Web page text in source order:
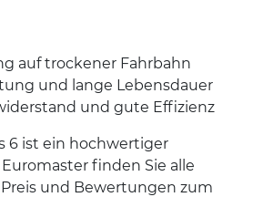
auf trockener Fahrbahn
und lange Lebensdauer
und gute Effizienz
6 ist ein hochwertiger
finden Sie alle
und Bewertungen zum